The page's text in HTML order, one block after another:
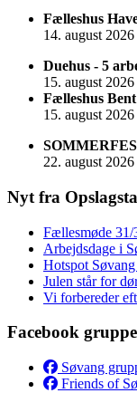
Fælleshus
14. august 2026
Duehus - 5
15. august 2026
Fælleshus Bent
15. august 2026
22. august 2026
Nyt fra
Fællesmøde 31/
Arbejdsdage i
Hotspot
Julen står for
Vi forbereder
Facebook
Søvang
Friends of